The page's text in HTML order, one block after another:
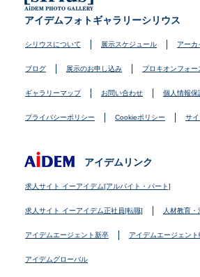
アイデムフォトギャラリーシリウス
シリウスについて 展示スケジュール アーカ
ブログ 展示のお申し込み プロキオンフォー
ギャラリーマップ お問い合わせ 個人情報保
プライバシーポリシー Cookieポリシー サ
アイデムリンク
求人サイト イーアイデム[アルバイト・パート]
求人サイト イーアイデム正社員[転職] 人材教育
アイデムエージェント新卒 アイデムエージェント
アイデムグローバル